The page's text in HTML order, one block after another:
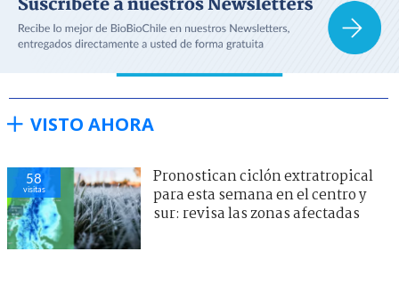
VISTO AHORA
58
visitas
Pronostican ciclón extratropical
para esta semana en el centro y
sur: revisa las zonas afectadas